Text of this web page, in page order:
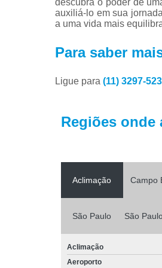
auxiliá-lo em sua
a uma vida mais
Para saber
Ligue para (11) 3297-
Regiões onde
Aclimação Campo
São Paulo São
Aclimação
Aeroporto